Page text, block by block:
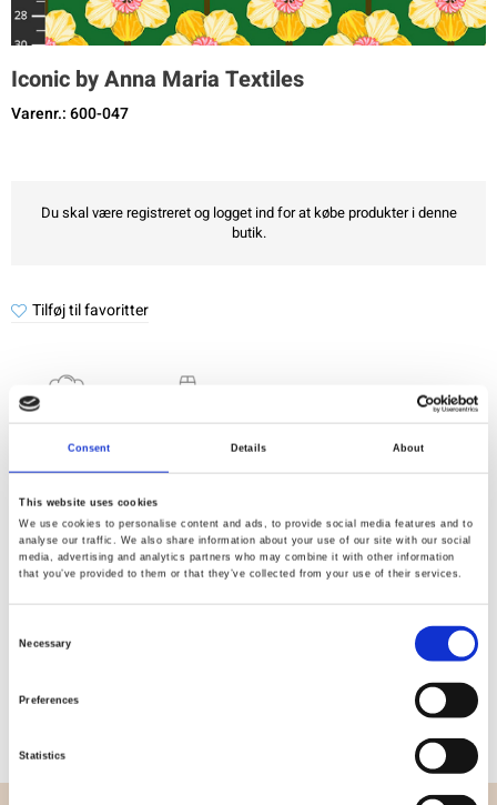
Consent Details About
This website uses cookies
We use cookies to personalise content and ads, to provide social media features and to
analyse our traffic. We also share information about your use of our site with our social
media, advertising and analytics partners who may combine it with other information
that you’ve provided to them or that they’ve collected from your use of their services.
Necessary
Preferences
Statistics
Iconic by Anna Maria Textiles
Varenr.: 600-047
Du skal være registreret og logget ind for at købe produkter i denne
butik.
Tilføj til favoritter
kontrolleret
Specifikation
Materiale
100% bomuld
0,151 Kg.